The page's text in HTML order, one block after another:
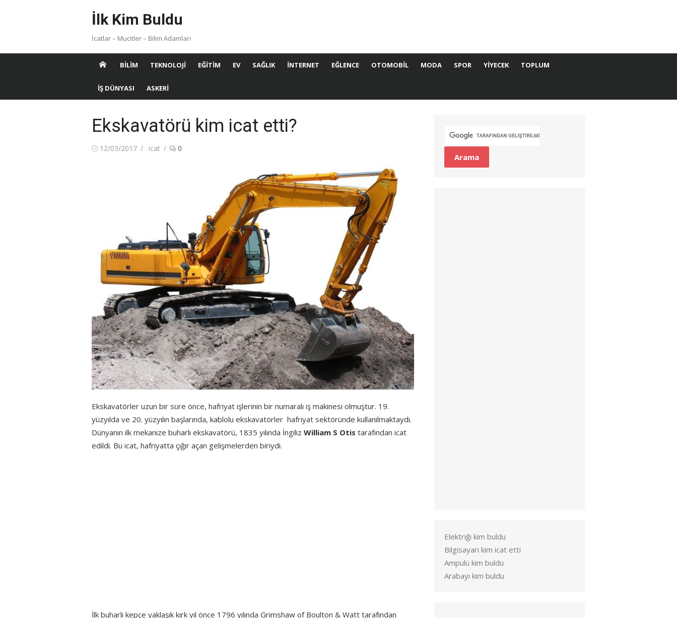
İlk Kim Buldu
İcatlar – Mucitler – Bilim Adamları
BILIM TEKNOLOJI EĞITIM EV SAĞLIK İNTERNET EĞLENCE OTOMOBIL MODA SPOR YIYECEK TOPLUM
İŞ DÜNYASI ASKERI
Ekskavatörü kim icat etti?
Posted
12/03/2017 Author
icat 0
Ekskavatörler uzun bir süre önce, hafriyat işlerinin bir numaralı iş makinesi olmuştur. 19.
yüzyılda ve 20. yüzyılın başlarında, kablolu ekskavatörler hafriyat sektöründe kullanılmaktaydı.
Dünyanın ilk mekanize buharlı ekskavatörü, 1835 yılında İngiliz William S Otis tarafından icat
edildi. Bu icat, hafriyatta çığır açan gelişmelerden biriydi.
İlk buharlı kepçe yaklaşık kırk yıl önce 1796 yılında Grimshaw of Boulton & Watt tarafından
Elektriği kim buldu
Bilgisayarı kim icat etti
Ampulü kim buldu
Arabayı kim buldu